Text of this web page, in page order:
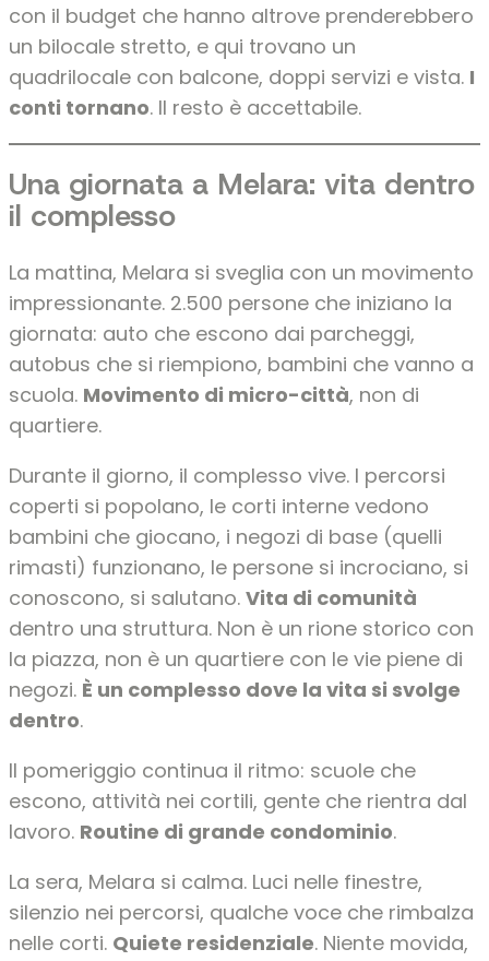
con il budget che hanno altrove prenderebbero
un bilocale stretto, e qui trovano un
quadrilocale con balcone, doppi servizi e vista. I
conti tornano. Il resto è accettabile.
Una giornata a Melara: vita dentro
il complesso
La mattina, Melara si sveglia con un movimento
impressionante. 2.500 persone che iniziano la
giornata: auto che escono dai parcheggi,
autobus che si riempiono, bambini che vanno a
scuola. Movimento di micro-città, non di
quartiere.
Durante il giorno, il complesso vive. I percorsi
coperti si popolano, le corti interne vedono
bambini che giocano, i negozi di base (quelli
rimasti) funzionano, le persone si incrociano, si
conoscono, si salutano. Vita di comunità
dentro una struttura. Non è un rione storico con
la piazza, non è un quartiere con le vie piene di
negozi. È un complesso dove la vita si svolge
dentro.
Il pomeriggio continua il ritmo: scuole che
escono, attività nei cortili, gente che rientra dal
lavoro. Routine di grande condominio.
La sera, Melara si calma. Luci nelle finestre,
silenzio nei percorsi, qualche voce che rimbalza
nelle corti. Quiete residenziale. Niente movida,